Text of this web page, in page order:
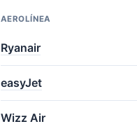
AEROLÍNEA
Ryanair
easyJet
Wizz Air